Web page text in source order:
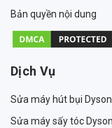
Bản quyền nội dung
Dịch Vụ
Sửa máy hút bụi Dyson
Sửa máy sấy tóc Dyson